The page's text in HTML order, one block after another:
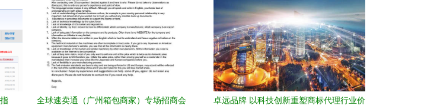
全球速卖通（广州箱包商家）专场招商会
卓远品牌 以科技创新重塑商标代理行业价